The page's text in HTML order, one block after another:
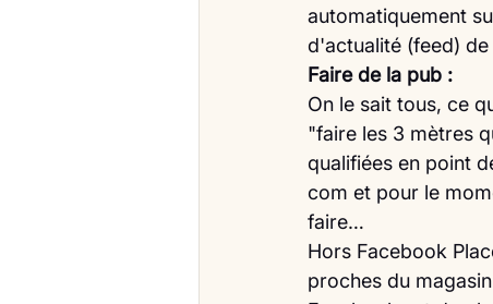
automatiquement
d'actualité (feed) de
Faire de la pub :
On le sait tous, ce
"faire les 3 mètres
qualifiées en point
com et pour le
faire…
Hors Facebook
proches du